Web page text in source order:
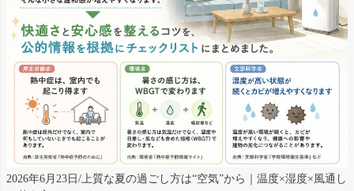
2026年6月23日/上質な夏の過ごし方は“空気”から｜温度×湿度×風通し